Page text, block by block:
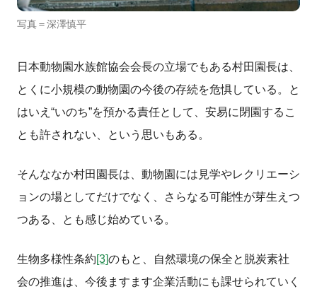
写真＝深澤慎平
日本動物園水族館協会会長の立場でもある村田園長は、
とくに小規模の動物園の今後の存続を危惧している。と
はいえ“いのち”を預かる責任として、安易に閉園するこ
とも許されない、という思いもある。
そんななか村田園長は、動物園には見学やレクリエーシ
ョンの場としてだけでなく、さらなる可能性が芽生えつ
つある、とも感じ始めている。
生物多様性条約 [3] のもと、自然環境の保全と脱炭素社
会の推進は、今後ますます企業活動にも課せられていく